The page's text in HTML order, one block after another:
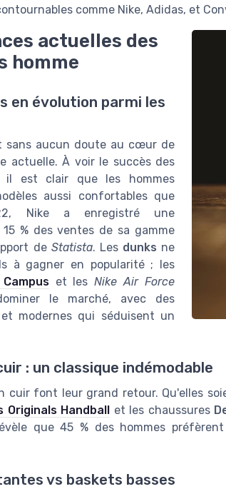
comme Nike, Adidas, et
actuelles des
homme
en évolution parmi les
sans aucun doute au cœur de
actuelle. À voir le succès des
il est clair que les hommes
aussi confortables que
Nike a enregistré une
% des ventes de sa gamme
de Statista. Les dunks ne
à gagner en popularité ; les
et lesNike Air Force
le marché, avec des
modernes qui séduisent un
: un classique indémodable
cuir font leur grand retour. Qu'elles
Originals Handball et les chaussures
que 45 % des hommes
vs baskets basses